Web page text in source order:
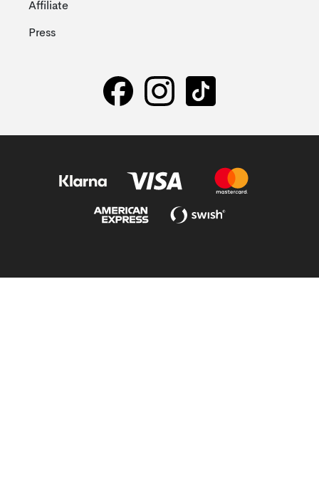
Affiliate
Press